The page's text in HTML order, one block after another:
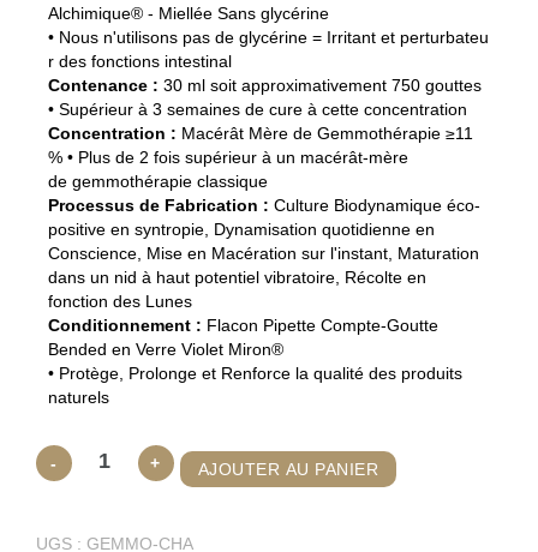
Alchimique® - Miellée Sans glycérine
• Nous n'utilisons pas de glycérine = Irritant et perturbateu
r des fonctions intestinal
Contenance : 30 ml soit approximativement 750 gouttes
• Supérieur à 3 semaines de cure à cette concentration
Concentration : Macérât Mère de Gemmothérapie ≥11
% • Plus de 2 fois supérieur à un macérât-mère
de gemmothérapie classique
Processus de Fabrication : Culture Biodynamique éco-
positive en syntropie, Dynamisation quotidienne en
Conscience, Mise en Macération sur l'instant, Maturation
dans un nid à haut potentiel vibratoire, Récolte en
fonction des Lunes
Conditionnement : Flacon Pipette Compte-Goutte
Bended en Verre Violet Miron®
• Protège, Prolonge et Renforce la qualité des produits
naturels
-
quantité
Châtaignier
+ AJOUTER AU PANIER
UGS : GEMMO-CHA